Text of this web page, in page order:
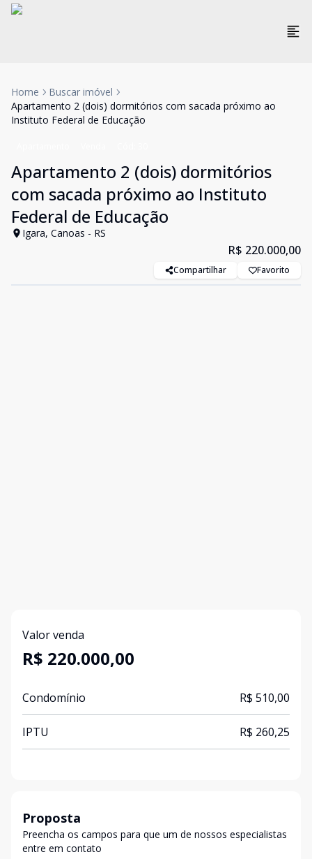
Home
Buscar imóvel
Apartamento 2 (dois) dormitórios com sacada próximo ao
Instituto Federal de Educação
Apartamento 2 (dois) dormitórios
com sacada próximo ao Instituto
Federal de Educação
Igara, Canoas - RS
R$ 220.000,00
Compartilhar Favorito
Valor venda
R$ 220.000,00
Condomínio R$ 510,00
IPTU R$ 260,25
Proposta
Preencha os campos para que um de nossos especialistas
entre em contato